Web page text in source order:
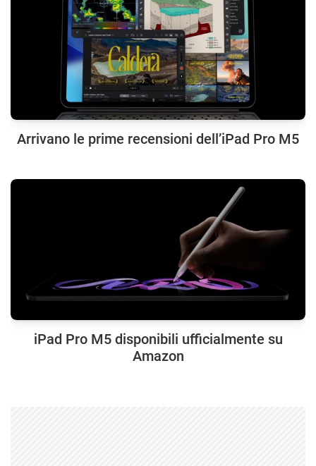
Arrivano le prime recensioni dell’iPad Pro M5
iPad Pro M5 disponibili ufficialmente su
Amazon